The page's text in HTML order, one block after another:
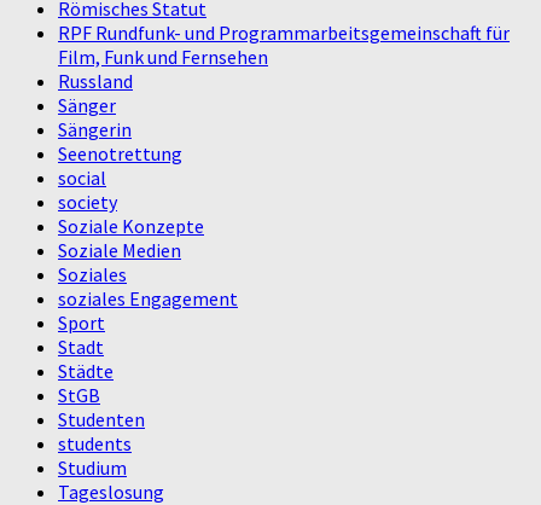
Römisches Statut
RPF Rundfunk- und Programmarbeitsgemeinschaft für
Film, Funk und Fernsehen
Russland
Sänger
Sängerin
Seenotrettung
social
society
Soziale Konzepte
Soziale Medien
Soziales
soziales Engagement
Sport
Stadt
Städte
StGB
Studenten
students
Studium
Tageslosung